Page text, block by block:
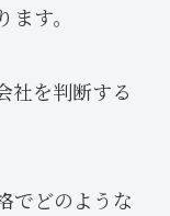
す。
社を判断する
でどのような